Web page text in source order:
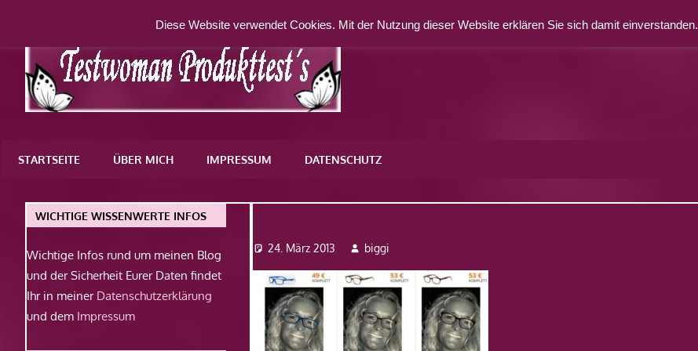
springen
WordPress-
STARTSEITE ÜBER MICH IMPRESSUM DATENSCHUTZ
24. März 2013 biggi
WICHTIGE WISSENWERTE INFOS
Wichtige Infos rund um meinen Blog
und der Sicherheit Eurer Daten findet
Ihr in meiner Datenschutzerklärung
und dem Impressum
Diese Website verwendet Cookies. Mit der Nutzung dieser Website erklären Sie sich damit einverstanden.